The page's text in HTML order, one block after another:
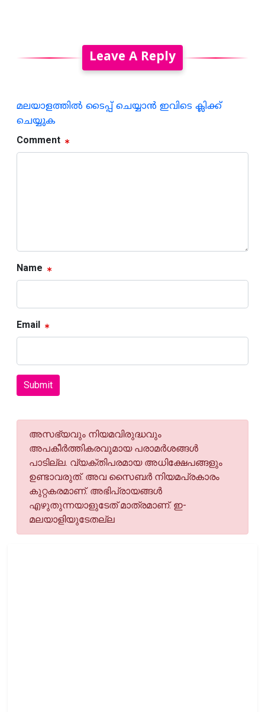
Leave A Reply
മലയാളത്തില്‍ ടൈപ്പ് ചെയ്യാന്‍ ഇവിടെ ക്ലിക്ക്
ചെയ്യുക
Comment
Name
Email
Submit
അസഭ്യവും നിയമവിരുദ്ധവും
അപകീര്‍ത്തികരവുമായ പരാമര്‍ശങ്ങള്‍
പാടില്ല. വ്യക്തിപരമായ അധിക്ഷേപങ്ങളും
ഉണ്ടാവരുത്. അവ സൈബര്‍ നിയമപ്രകാരം
കുറ്റകരമാണ്. അഭിപ്രായങ്ങള്‍
എഴുതുന്നയാളുടേത് മാത്രമാണ്. ഇ-
മലയാളിയുടേതല്ല